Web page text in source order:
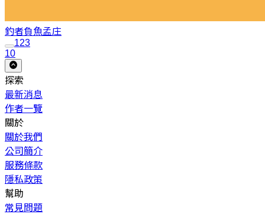
釣者負魚孟庄
123
10
探索
最新消息
作者一覽
關於
關於我們
公司簡介
服務條款
隱私政策
幫助
常見問題